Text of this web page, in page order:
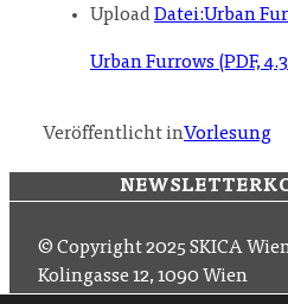
UploadDatei:Urban
Urban Furrows (PDF,
Veröffentlicht inVorlesung
NEWSLETTER
© Copyright 2025 SKICA
Kolingasse 12, 1090 Wien